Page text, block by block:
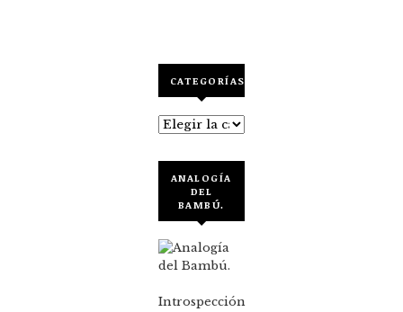
CATEGORÍAS
Categorías
ANALOGÍA
DEL
BAMBÚ.
Introspección